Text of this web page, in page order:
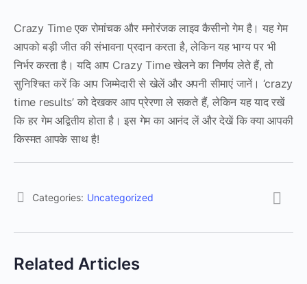
Crazy Time एक रोमांचक और मनोरंजक लाइव कैसीनो गेम है। यह गेम
आपको बड़ी जीत की संभावना प्रदान करता है, लेकिन यह भाग्य पर भी
निर्भर करता है। यदि आप Crazy Time खेलने का निर्णय लेते हैं, तो
सुनिश्चित करें कि आप जिम्मेदारी से खेलें और अपनी सीमाएं जानें। ‘crazy
time results’ को देखकर आप प्रेरणा ले सकते हैं, लेकिन यह याद रखें
कि हर गेम अद्वितीय होता है। इस गेम का आनंद लें और देखें कि क्या आपकी
किस्मत आपके साथ है!
Categories: Uncategorized
Related Articles